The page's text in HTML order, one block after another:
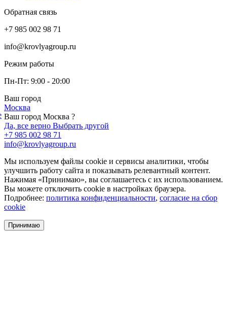
Обратная связь
+7 985 002 98 71
info@krovlyagroup.ru
Режим работы
Пн-Пт: 9:00 - 20:00
Ваш город
Москва
Ваш город Москва ?
Да, все верно Выбрать другой
+7 985 002 98 71
info@krovlyagroup.ru
Мы используем файлы cookie и сервисы аналитики, чтобы
улучшить работу сайта и показывать релевантный контент.
Нажимая «Принимаю», вы соглашаетесь с их использованием.
Вы можете отключить cookie в настройках браузера.
Подробнее: политика конфиденциальности, согласие на сбор
cookie
Принимаю